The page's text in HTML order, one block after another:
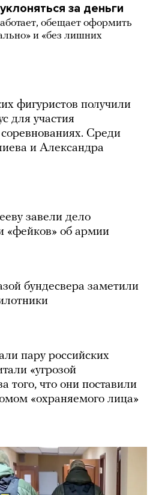
за деньги
обещает оформить
и «без лишних
фигуристов получили
для участия
Среди
и Александра
завели дело
«фейков» об армии
бундесвера заметили
пару российских
«угрозой
того, что они поставили
«охраняемого лица»